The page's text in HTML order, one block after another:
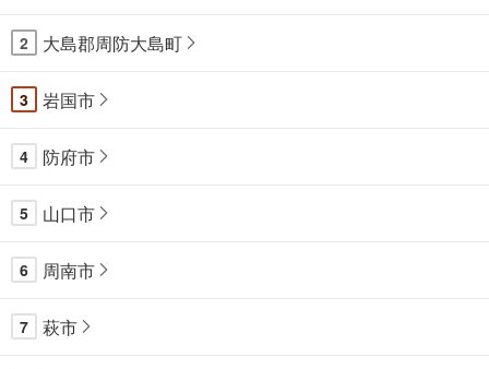
2 大島郡周防大島町
3 岩国市
4 防府市
5 山口市
6 周南市
7 萩市